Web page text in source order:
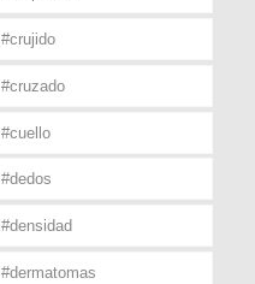
#crujido
#cruzado
#cuello
#dedos
#densidad
#dermatomas